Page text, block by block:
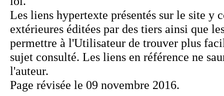
Page révisée le 09 novembre 2016.